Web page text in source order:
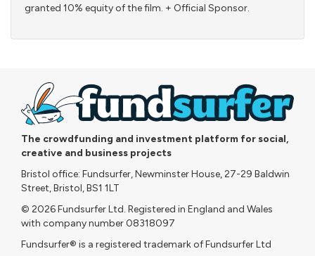
granted 10% equity of the film. + Official Sponsor.
The crowdfunding and investment platform for social,
creative and business projects
Bristol office: Fundsurfer, Newminster House, 27-29 Baldwin
Street, Bristol, BS1 1LT
© 2026 Fundsurfer Ltd. Registered in England and Wales
with company number 08318097
Fundsurfer® is a registered trademark of Fundsurfer Ltd